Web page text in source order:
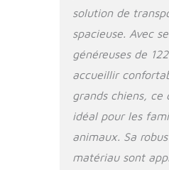
solution de
spacieuse. Avec
généreuses de
accueillir
grands chiens,
idéal pour les
animaux. Sa
matériau sont